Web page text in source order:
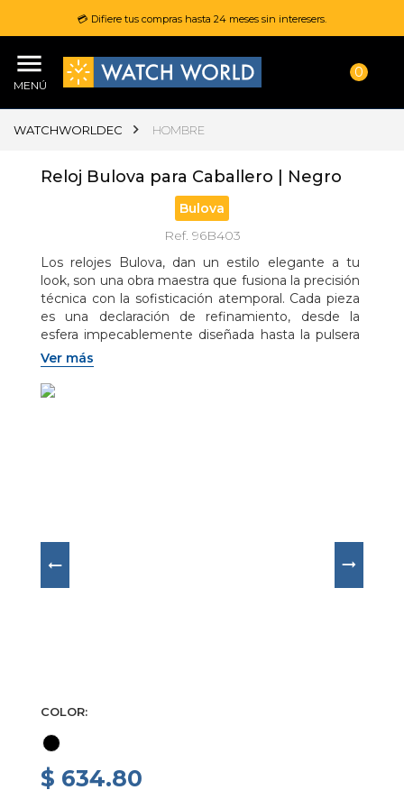
💳 Difiere tus compras hasta 24 meses sin interesers.
MENÚ
0
WATCHWORLDEC HOMBRE
Reloj Bulova para Caballero | Negro
Bulova
Ref. 96B403
Los relojes Bulova, dan un estilo elegante a tu
look, son una obra maestra que fusiona la precisión
técnica con la sofisticación atemporal. Cada pieza
es una declaración de refinamiento, desde la
esfera impecablemente diseñada hasta la pulsera
meticulosamente elaborada. La esfera, con sus
marcadores de hora meticulosamente detallados
y agujas esbeltas, emana un aura de exquisitez y
Ver más
COLOR
$ 634.80